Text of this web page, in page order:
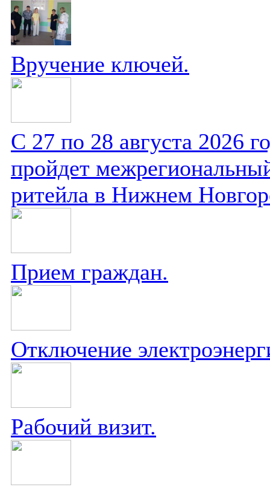
Вручение ключей.
С 27 по 28 августа 2026
пройдет
ритейла в Нижнем
Прием граждан.
Отключение
Рабочий визит.